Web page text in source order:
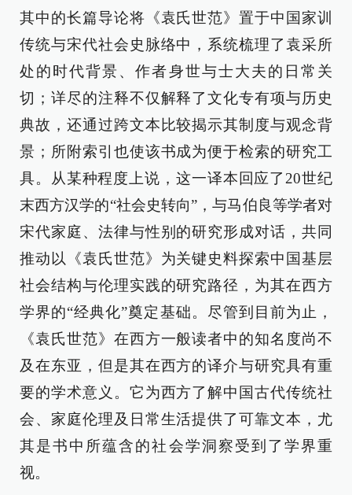
其中的长篇导论将《袁氏世范》置于中国家训
传统与宋代社会史脉络中，系统梳理了袁采所
处的时代背景、作者身世与士大夫的日常关
切；详尽的注释不仅解释了文化专有项与历史
典故，还通过跨文本比较揭示其制度与观念背
景；所附索引也使该书成为便于检索的研究工
具。从某种程度上说，这一译本回应了20世纪
末西方汉学的“社会史转向”，与马伯良等学者对
宋代家庭、法律与性别的研究形成对话，共同
推动以《袁氏世范》为关键史料探索中国基层
社会结构与伦理实践的研究路径，为其在西方
学界的“经典化”奠定基础。尽管到目前为止，
《袁氏世范》在西方一般读者中的知名度尚不
及在东亚，但是其在西方的译介与研究具有重
要的学术意义。它为西方了解中国古代传统社
会、家庭伦理及日常生活提供了可靠文本，尤
其是书中所蕴含的社会学洞察受到了学界重
视。